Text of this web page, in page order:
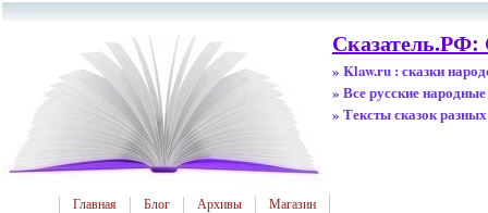
Сказатель.РФ:
» Klaw.ru : сказки
» Все русские народные
» Тексты сказок
Главная Блог Архивы Магазин